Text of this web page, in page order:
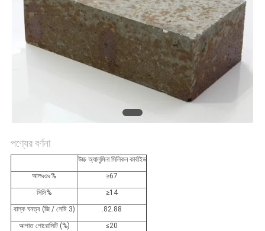
সাইট
ম্যাপ
পণ্যের বর্ণনা
উচ্চ অ্যালুমিনা সিলিকন কার্বাইড
আলঘওঘ%
≥67
সিসি%
≥14
বাল্ক ঘনত্ব (জি / সেমি 3)
.82.88
আপাত পোরোসিটি (%)
≤20